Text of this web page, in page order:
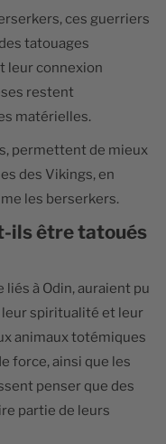
ces guerriers
tatouages
leur connexion
restent
matérielles.
permettent de mieux
des Vikings, en
les berserkers.
ils être tatoués
à Odin, auraient pu
spiritualité et leur
animaux totémiques
force, ainsi que les
penser que des
partie de leurs